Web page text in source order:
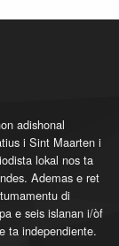
adishonal
i Sint Maarten i
lokal nos ta
Ademas e ret
di
e seis islanan i/òf
ta independiente.